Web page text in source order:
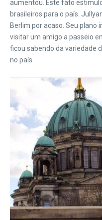
aumentou. Este fato
brasileiros para o país.
Berlim por acaso. Seu plano
visitar um amigo a passeio
ficou sabendo da variedade
no país.